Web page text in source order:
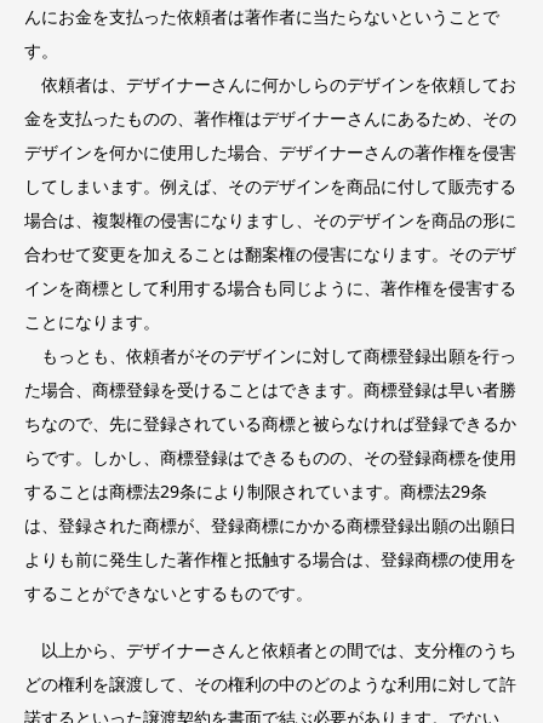
んにお金を支払った依頼者は著作者に当たらないということで
す。
依頼者は、デザイナーさんに何かしらのデザインを依頼してお
金を支払ったものの、著作権はデザイナーさんにあるため、その
デザインを何かに使用した場合、デザイナーさんの著作権を侵害
してしまいます。例えば、そのデザインを商品に付して販売する
場合は、複製権の侵害になりますし、そのデザインを商品の形に
合わせて変更を加えることは翻案権の侵害になります。そのデザ
インを商標として利用する場合も同じように、著作権を侵害する
ことになります。
もっとも、依頼者がそのデザインに対して商標登録出願を行っ
た場合、商標登録を受けることはできます。商標登録は早い者勝
ちなので、先に登録されている商標と被らなければ登録できるか
らです。しかし、商標登録はできるものの、その登録商標を使用
することは商標法29条により制限されています。商標法29条
は、登録された商標が、登録商標にかかる商標登録出願の出願日
よりも前に発生した著作権と抵触する場合は、登録商標の使用を
することができないとするものです。
以上から、デザイナーさんと依頼者との間では、支分権のうち
どの権利を譲渡して、その権利の中のどのような利用に対して許
諾するといった譲渡契約を書面で結ぶ必要があります。でない